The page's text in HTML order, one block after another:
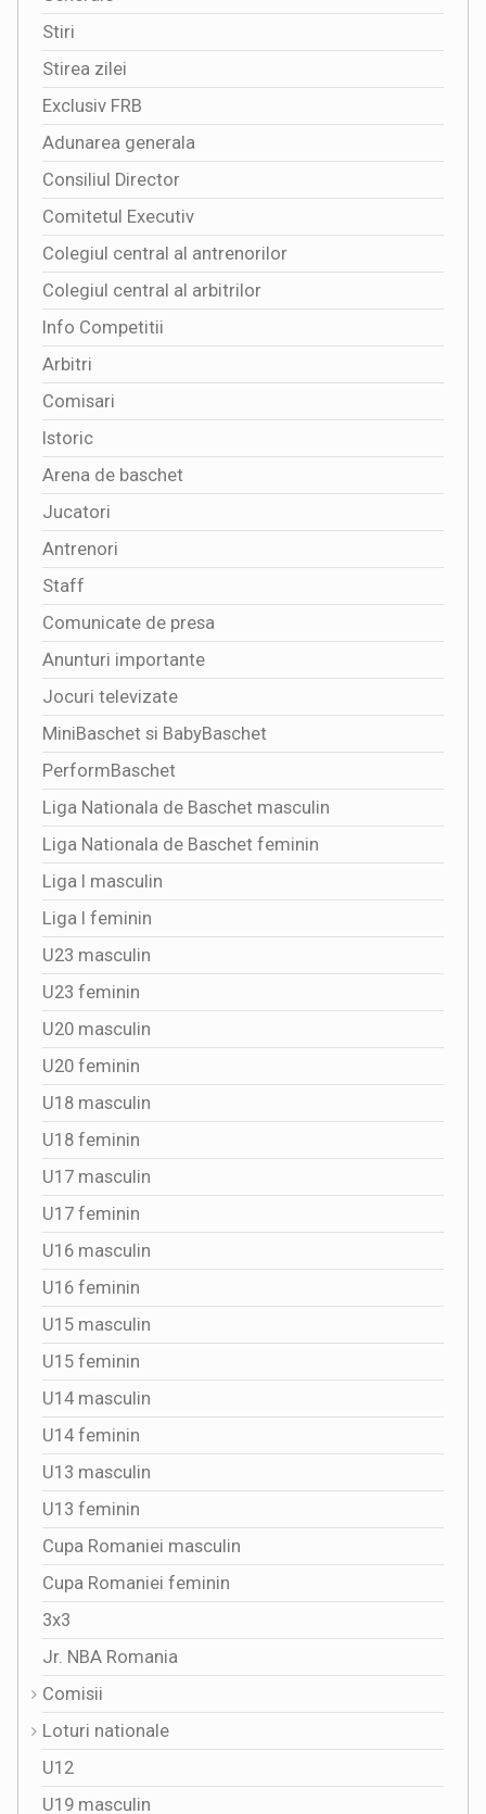
Stiri
Stirea zilei
Exclusiv FRB
Adunarea generala
Consiliul Director
Comitetul Executiv
Colegiul central al antrenorilor
Colegiul central al arbitrilor
Info Competitii
Arbitri
Comisari
Istoric
Arena de baschet
Jucatori
Antrenori
Staff
Comunicate de presa
Anunturi importante
Jocuri televizate
MiniBaschet si BabyBaschet
PerformBaschet
Liga Nationala de Baschet masculin
Liga Nationala de Baschet feminin
Liga I masculin
Liga I feminin
U23 masculin
U23 feminin
U20 masculin
U20 feminin
U18 masculin
U18 feminin
U17 masculin
U17 feminin
U16 masculin
U16 feminin
U15 masculin
U15 feminin
U14 masculin
U14 feminin
U13 masculin
U13 feminin
Cupa Romaniei masculin
Cupa Romaniei feminin
3x3
Jr. NBA Romania
Comisii
Loturi nationale
U12
U19 masculin